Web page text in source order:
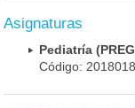
Asignaturas
Pediatría
Código: